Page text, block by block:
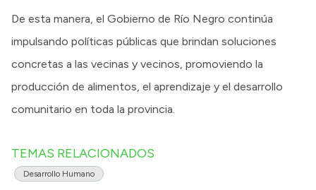
De esta manera, el Gobierno de Río Negro continúa
impulsando políticas públicas que brindan soluciones
concretas a las vecinas y vecinos, promoviendo la
producción de alimentos, el aprendizaje y el desarrollo
comunitario en toda la provincia.
TEMAS RELACIONADOS
Desarrollo Humano